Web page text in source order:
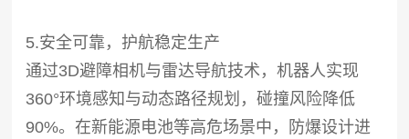
5.安全可靠，护航稳定生产
通过3D避障相机与雷达导航技术，机器人实现
360°环境感知与动态路径规划，碰撞风险降低
90%。在新能源电池等高危场景中，防爆设计进